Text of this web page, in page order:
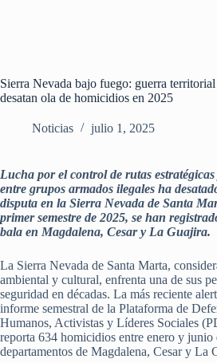
Sierra Nevada bajo fuego: guerra
desatan ola de homicidios en 2025
Noticias julio 1, 2025
Lucha por el control de rutas
entre grupos armados ilegales ha
disputa en la Sierra Nevada de Santa
primer semestre de 2025, se han
bala en Magdalena, Cesar y La Guajira.
La Sierra Nevada de Santa Marta,
ambiental y cultural, enfrenta una de sus
seguridad en décadas. La más reciente
informe semestral de la Plataforma de
Humanos, Activistas y Líderes Sociales
reporta 634 homicidios entre enero y junio
departamentos de Magdalena, Cesar y La